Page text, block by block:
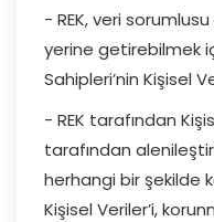
- REK, veri
yerine getirebilmek
Sahipleri’nin Kişisel
- REK tarafından
tarafından
herhangi bir şekilde
Kişisel Veriler’i,